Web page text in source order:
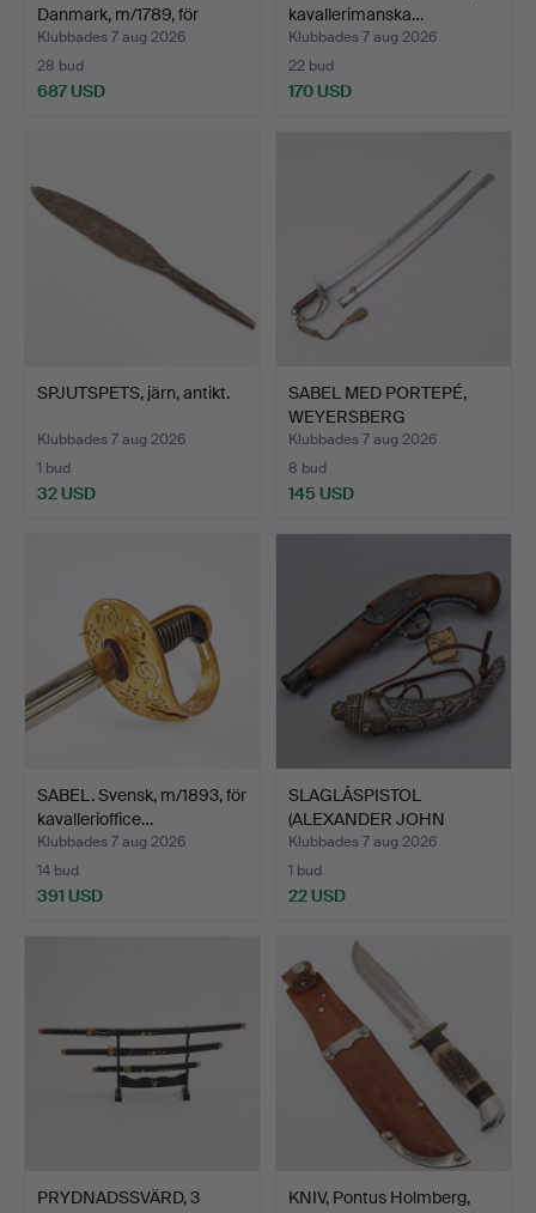
Danmark, m/1789, för
kaval…
Klubbades 7 aug 2026
28 bud
687 USD
kavallerimanska…
Klubbades 7 aug 2026
22 bud
170 USD
SPJUTSPETS, järn, antikt.
Klubbades 7 aug 2026
1 bud
32 USD
SABEL MED PORTEPÉ,
WEYERSBERG
KIRSCHBAUM &…
Klubbades 7 aug 2026
8 bud
145 USD
SABEL. Svensk, m/1893, för
kavallerioffice…
Klubbades 7 aug 2026
14 bud
391 USD
SLAGLÅSPISTOL
(ALEXANDER JOHN
FORSYTH, TÄN…
Klubbades 7 aug 2026
1 bud
22 USD
PRYDNADSSVÄRD, 3
KNIV, Pontus Holmberg,